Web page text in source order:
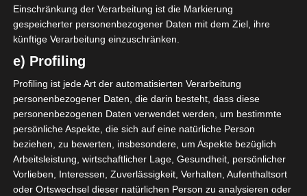
Croissant Sportif
Chebbien (CSC)
Astre sportif d'Agareb
(ASA)
Stade municipal de Chebba
27 Sep. 2025 -15:30
Océano Club de
Kerkennah (OCK)
Baâth sportif de Bou
Hajla (BSB)
Stade de la cité El Habib, Sfax
27 Sep. 2025-15:30
Union Sportive de
Tataouine (UST)
1 0
Croissant sportif de
M'saken (CSM)
Stade Nejib Khattab Tataouine
27 Sep. 2025 -15:30
Einschränkung der Verarbeitung ist die Markierung
gespeicherter personenbezogener Daten mit dem Ziel, ihre
künftige Verarbeitung einzuschränken.
e) Profiling
Profiling ist jede Art der automatisierten Verarbeitung
personenbezogener Daten, die darin besteht, dass diese
personenbezogenen Daten verwendet werden, um bestimmte
persönliche Aspekte, die sich auf eine natürliche Person
beziehen, zu bewerten, insbesondere, um Aspekte bezüglich
Arbeitsleistung, wirtschaftlicher Lage, Gesundheit, persönlicher
Vorlieben, Interessen, Zuverlässigkeit, Verhalten, Aufenthaltsort
oder Ortswechsel dieser natürlichen Person zu analysieren oder